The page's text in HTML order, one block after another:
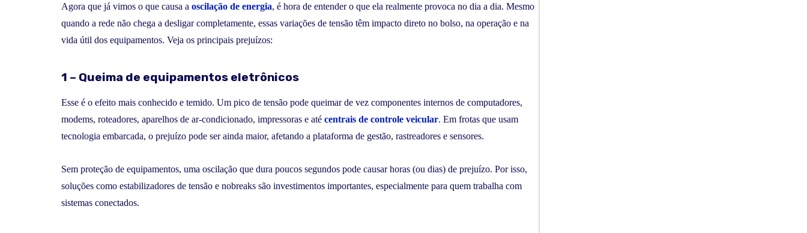
Agora que já vimos o que causa a oscilação de energia, é hora de entender o que ela realmente provoca no dia a dia. Mesmo
quando a rede não chega a desligar completamente, essas variações de tensão têm impacto direto no bolso, na operação e na
vida útil dos equipamentos. Veja os principais prejuízos:
1 – Queima de equipamentos eletrônicos
Esse é o efeito mais conhecido e temido. Um pico de tensão pode queimar de vez componentes internos de computadores,
modems, roteadores, aparelhos de ar-condicionado, impressoras e até centrais de controle veicular. Em frotas que usam
tecnologia embarcada, o prejuízo pode ser ainda maior, afetando a plataforma de gestão, rastreadores e sensores.
Sem proteção de equipamentos, uma oscilação que dura poucos segundos pode causar horas (ou dias) de prejuízo. Por isso,
soluções como estabilizadores de tensão e nobreaks são investimentos importantes, especialmente para quem trabalha com
sistemas conectados.